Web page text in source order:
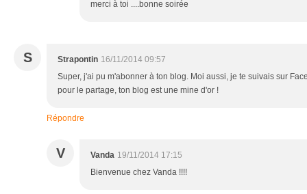
merci à toi ....bonne soirée
S Strapontin 16/11/2014 09:57
Super, j'ai pu m'abonner à ton blog. Moi aussi, je te suivais sur
pour le partage, ton blog est une mine d'or !
Répondre
V Vanda 19/11/2014 17:15
Bienvenue chez Vanda !!!!